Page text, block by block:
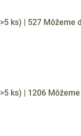
>5 ks) | 527 Môžeme
>5 ks) | 1206